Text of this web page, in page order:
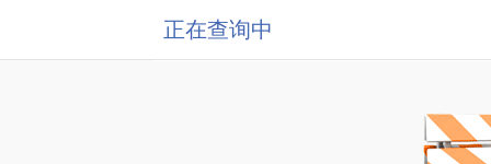
正在查询中